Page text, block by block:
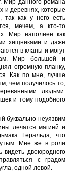
Мир данного романа
и деревнях, которые
так как у него есть
мечем, а кто-то
Мир наполнен как
хищниками и даже
в кланы и могут
Мир большой и
огромную планку,
Как по мне, лучше
чем получилось то,
людьми.
и тому подобного
буквально неуязвим
лечатся магией и
Геральда, что
Мне же в роли
видеть двоюродного
с градом
одной левой.